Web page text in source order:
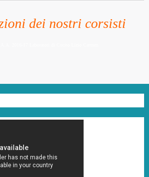
dei nostri corsisti